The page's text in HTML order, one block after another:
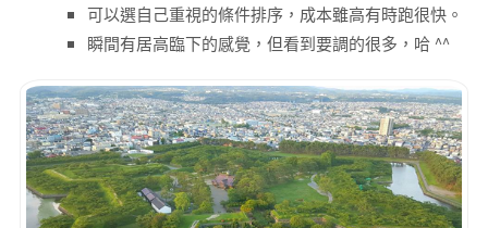
可以選自己重視的條件排序，成本雖高有時跑很快。
瞬間有居高臨下的感覺，但看到要調的很多，哈 ^^